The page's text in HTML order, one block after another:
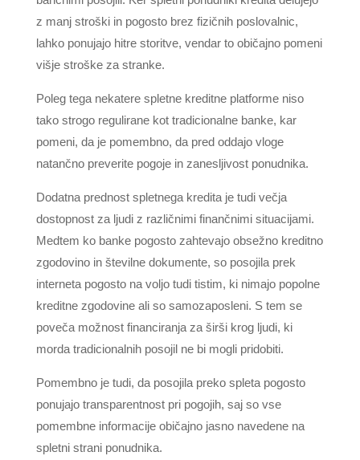
z manj stroški in pogosto brez fizičnih poslovalnic,
lahko ponujajo hitre storitve, vendar to običajno pomeni
višje stroške za stranke.
Poleg tega nekatere spletne kreditne platforme niso
tako strogo regulirane kot tradicionalne banke, kar
pomeni, da je pomembno, da pred oddajo vloge
natančno preverite pogoje in zanesljivost ponudnika.
Dodatna prednost spletnega kredita je tudi večja
dostopnost za ljudi z različnimi finančnimi situacijami.
Medtem ko banke pogosto zahtevajo obsežno kreditno
zgodovino in številne dokumente, so posojila prek
interneta pogosto na voljo tudi tistim, ki nimajo popolne
kreditne zgodovine ali so samozaposleni. S tem se
poveča možnost financiranja za širši krog ljudi, ki
morda tradicionalnih posojil ne bi mogli pridobiti.
Pomembno je tudi, da posojila preko spleta pogosto
ponujajo transparentnost pri pogojih, saj so vse
pomembne informacije običajno jasno navedene na
spletni strani ponudnika.